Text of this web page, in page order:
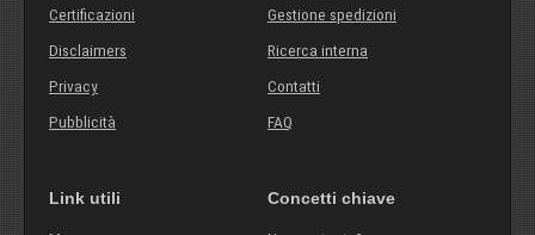
Certificazioni
Disclaimers
Privacy
Pubblicità
Gestione spedizioni
Ricerca interna
Contatti
FAQ
Link utili Concetti chiave